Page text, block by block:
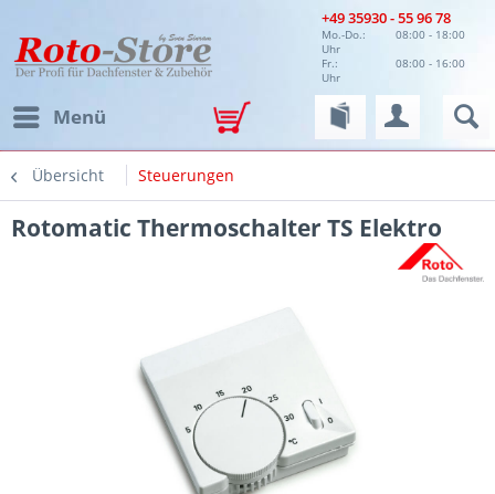
+49 35930 - 55 96 78
Mo.-Do.:
08:00 - 18:00
Uhr
Fr.:
08:00 - 16:00
Uhr
Menü
Übersicht Steuerungen
Rotomatic Thermoschalter TS Elektro